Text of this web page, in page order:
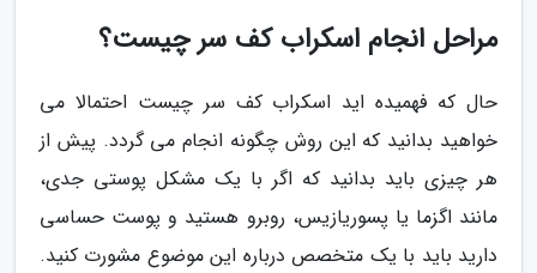
مراحل انجام اسکراب کف سر چیست؟
حال که فهمیده اید اسکراب کف سر چیست احتمالا می
خواهید بدانید که این روش چگونه انجام می گردد. پیش از
هر چیزی باید بدانید که اگر با یک مشکل پوستی جدی،
مانند اگزما یا پسوریازیس، روبرو هستید و پوست حساسی
دارید باید با یک متخصص درباره این موضوع مشورت کنید.